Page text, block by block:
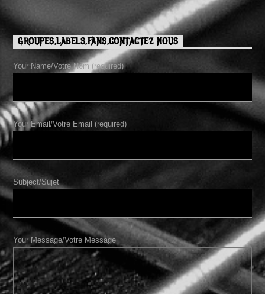
GROUPES,LABELS,FANS,CONTACTEZ NOUS
Your Name/Votre Nom (required)
Your Email/Votre Email (required)
Subject/Sujet
Your Message/Votre Message